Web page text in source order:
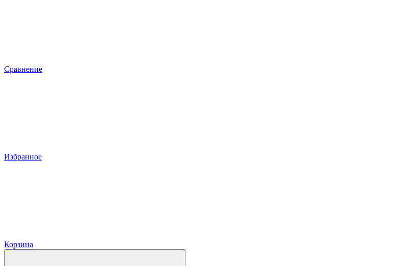
Сравнение
Избранное
Корзина